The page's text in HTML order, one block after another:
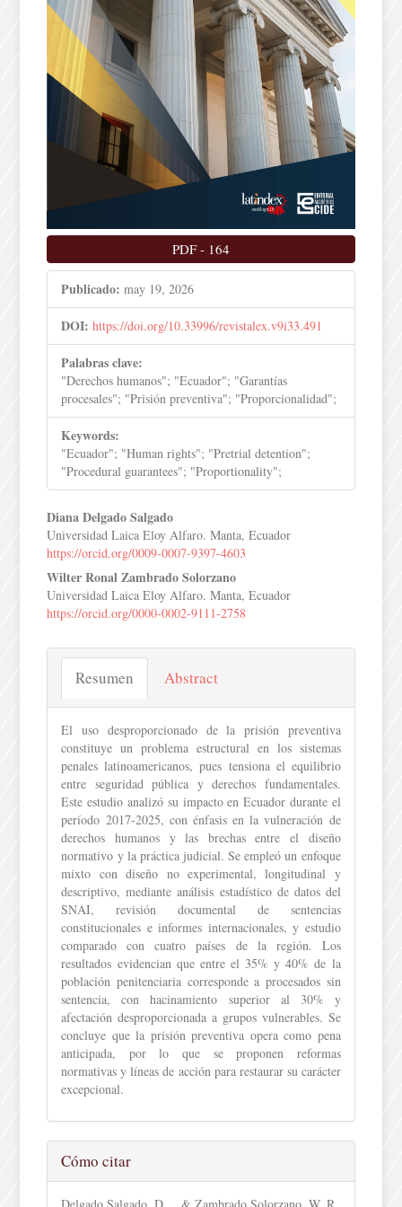
PDF- 164
Publicado: may 19, 2026
DOI: https://doi.org/10.33996/revistalex.v9i33.491
Palabras clave:
"Derechos humanos"; "Ecuador"; "Garantías
procesales"; "Prisión preventiva"; "Proporcionalidad";
Keywords:
"Ecuador"; "Human rights"; "Pretrial detention";
"Procedural guarantees"; "Proportionality";
Contenido
principal
del
artículo
Diana Delgado Salgado
Universidad Laica Eloy Alfaro. Manta, Ecuador
https://orcid.org/0009-0007-9397-4603
Wilter Ronal Zambrado Solorzano
Universidad Laica Eloy Alfaro. Manta, Ecuador
https://orcid.org/0000-0002-9111-2758
Resumen Abstract
El uso desproporcionado de la prisión preventiva
constituye un problema estructural en los sistemas
penales latinoamericanos, pues tensiona el equilibrio
entre seguridad pública y derechos fundamentales.
Este estudio analizó su impacto en Ecuador durante el
período 2017-2025, con énfasis en la vulneración de
derechos humanos y las brechas entre el diseño
normativo y la práctica judicial. Se empleó un enfoque
mixto con diseño no experimental, longitudinal y
descriptivo, mediante análisis estadístico de datos del
SNAI, revisión documental de sentencias
constitucionales e informes internacionales, y estudio
comparado con cuatro países de la región. Los
resultados evidencian que entre el 35% y 40% de la
población penitenciaria corresponde a procesados sin
sentencia, con hacinamiento superior al 30% y
afectación desproporcionada a grupos vulnerables. Se
concluye que la prisión preventiva opera como pena
anticipada, por lo que se proponen reformas
normativas y líneas de acción para restaurar su carácter
excepcional.
Detalles
del
Cómo citar